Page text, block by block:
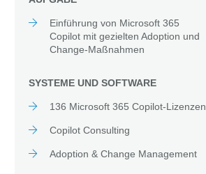
Einführung von Microsoft 365
Copilot mit gezielten Adoption und
Change-Maßnahmen
SYSTEME UND SOFTWARE
136 Microsoft 365 Copilot-Lizenzen
Copilot Consulting
Adoption & Change Management